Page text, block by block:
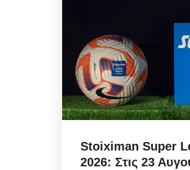
Stoiximan Super
2026: Στις 23
Sunday's
Relief vs
Αυγ 8, 2026